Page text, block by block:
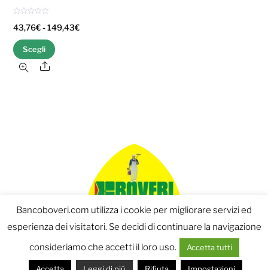
a
u
t
a
43,76€ - 149,43€Fascia
Scegli
nella
pagina
Share
Boveri s.r.l.u. - Sede Legale: Via T.M. Canepari 20A/5 -16159
Genova - Ulteriori informazioni Tel. 0185-370908 - P.iva
03731390104
Bancoboveri.com utilizza i cookie per migliorare servizi ed
esperienza dei visitatori. Se decidi di continuare la navigazione
consideriamo che accetti il loro uso.
Accetta tutti